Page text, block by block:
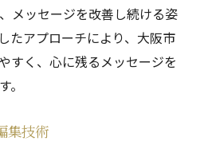
メッセージを改善し続ける姿
たアプローチにより、大阪市
すく、心に残るメッセージを
集技術